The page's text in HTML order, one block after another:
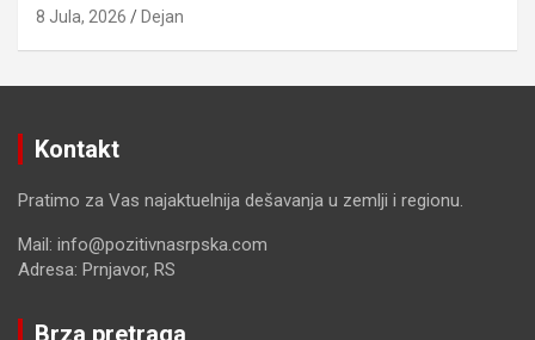
8 Jula, 2026 Dejan
Kontakt
Pratimo za Vas najaktuelnija dešavanja u zemlji i regionu.
Mail: info@pozitivnasrpska.com
Adresa: Prnjavor, RS
Brza pretraga